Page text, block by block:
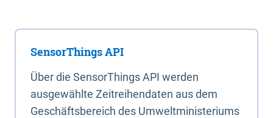
SensorThings API
Über die SensorThings API werden
ausgewählte Zeitreihendaten aus dem
Geschäftsbereich des Umweltministeriums